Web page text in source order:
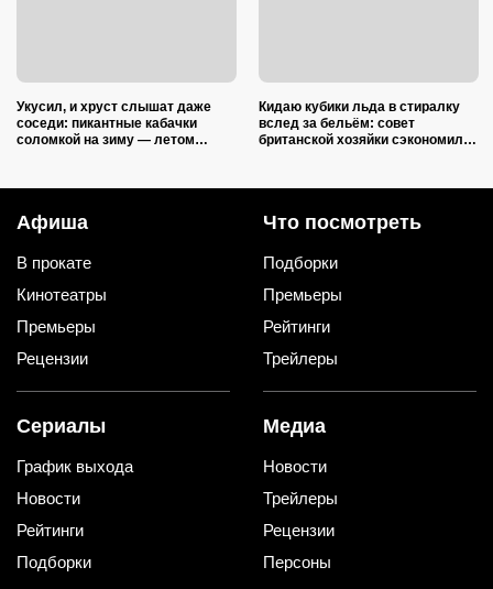
Укусил, и хруст слышат даже
соседи: пикантные кабачки
соломкой на зиму — летом
Кидаю кубики льда в стиралку
вслед за бельём: совет
британской хозяйки сэкономил
Афиша
В прокате
Кинотеатры
Премьеры
Рецензии
Что посмотреть
Подборки
Премьеры
Рейтинги
Трейлеры
Сериалы
График выхода
Новости
Рейтинги
Подборки
Медиа
Новости
Трейлеры
Рецензии
Персоны